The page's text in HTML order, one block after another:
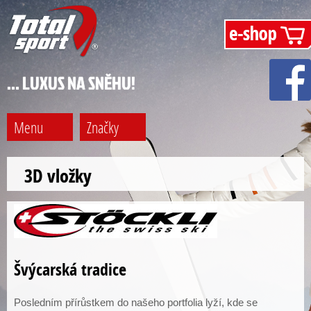
… LUXUS NA SNĚHU!
Menu Značky
3D vložky
Švýcarská tradice
Posledním přírůstkem do našeho portfolia lyží, kde se